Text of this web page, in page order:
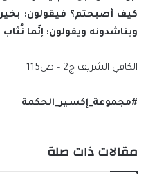
كيف أصبحتم؟ فيقولون: بخير
ويناشدونه ويقولون: إنَّما
الكافي الشريف ج2 – ص115
#مجموعة_إكسير_الحكمة
مقالات ذات صلة